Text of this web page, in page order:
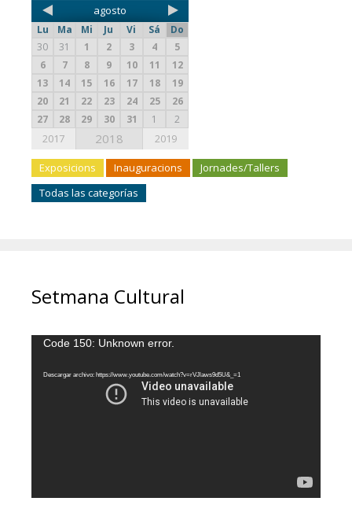
agosto
Lu Ma Mi Ju Vi Sá
Do
30
31 1 2 3 4
5
6
7 8 9 10 11
12
13
14 15 16 17 18
19
20
21 22 23 24 25
26
27
28 29 30 31 1 2
2017 2018 2019
Exposicions Inauguracions
Jornades/Tallers
Todas las categorías
Setmana Cultural
Reproductor
vídeo
Code 150: Unknown error.
Descargar archivo: https://www.youtube.com/watch?v=rVJlaws9d5U&_=1